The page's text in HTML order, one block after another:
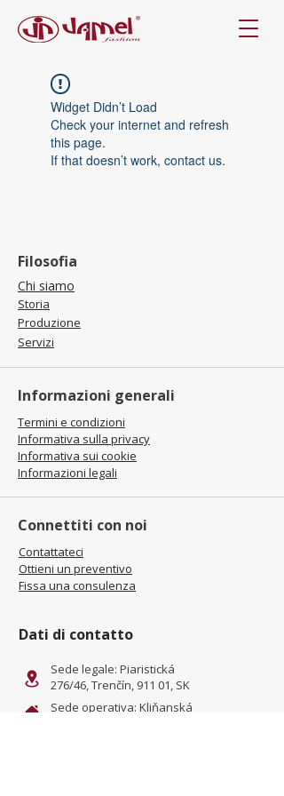
Widget Didn’t Load
Check your internet and refresh
this page.
If that doesn’t work, contact us.
Filosofia
Chi siamo
Storia
Produzione
Servizi
Informazioni generali
Termini e condizioni
Informativa sulla privacy
Informativa sui cookie
Informazioni legali
Connettiti con noi
Contattateci
Ottieni un preventivo
Fissa una consulenza
Dati di contatto
Sede legale: Piaristická
276/46, Trenčín, 911 01, SK
Sede operativa: Kliňanská